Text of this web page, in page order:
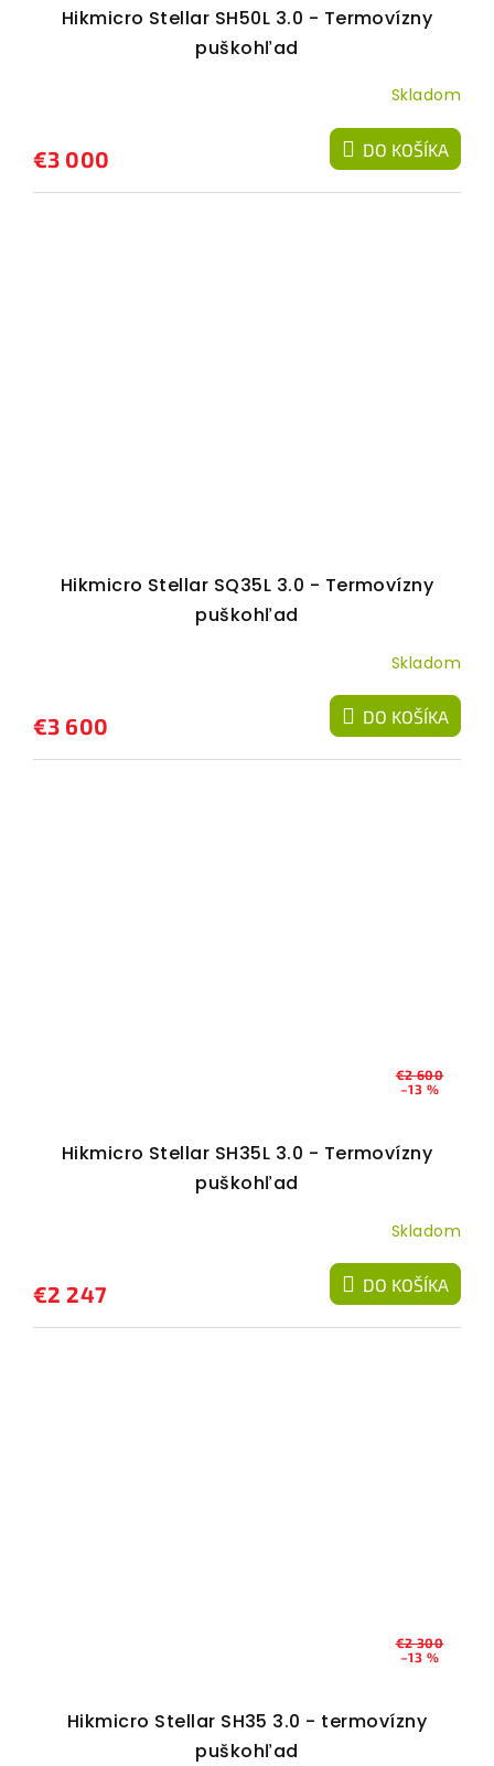
Hikmicro Stellar SH50L 3.0 - Termovízny
puškohľad
Skladom
€3 000 DO KOŠÍKA
Hikmicro Stellar SQ35L 3.0 - Termovízny
puškohľad
Skladom
€3 600 DO KOŠÍKA
€2 600
–13 %
Hikmicro Stellar SH35L 3.0 - Termovízny
puškohľad
Skladom
€2 247 DO KOŠÍKA
€2 300
–13 %
Hikmicro Stellar SH35 3.0 - termovízny
puškohľad